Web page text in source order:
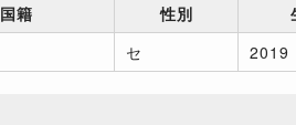
国籍 性別
セ 2019